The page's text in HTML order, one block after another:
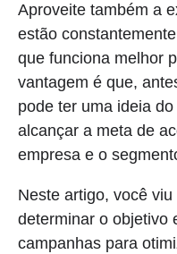
Aproveite também a
estão
que funciona melhor
vantagem é que,
pode ter uma ideia
alcançar a meta de
empresa e o
Neste artigo, você
determinar o objetivo
campanhas para